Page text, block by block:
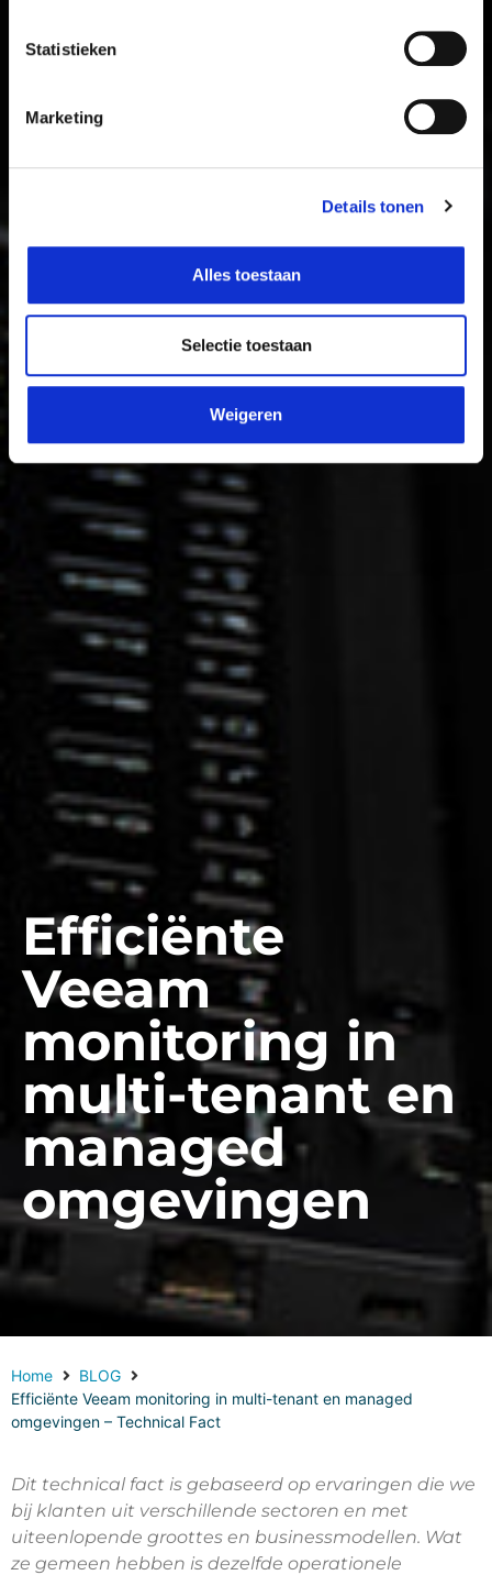
Statistieken
Marketing
Details tonen
Alles toestaan
Selectie toestaan
Weigeren
Efficiënte
Veeam
monitoring in
multi-tenant en
managed
omgevingen
Home
BLOG
Efficiënte Veeam monitoring in multi-tenant en managed
omgevingen – Technical Fact
Dit technical fact is gebaseerd op ervaringen die we
bij klanten uit verschillende sectoren en met
uiteenlopende groottes en businessmodellen. Wat
ze gemeen hebben is dezelfde operationele